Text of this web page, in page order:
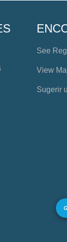
See
View
Sugerir